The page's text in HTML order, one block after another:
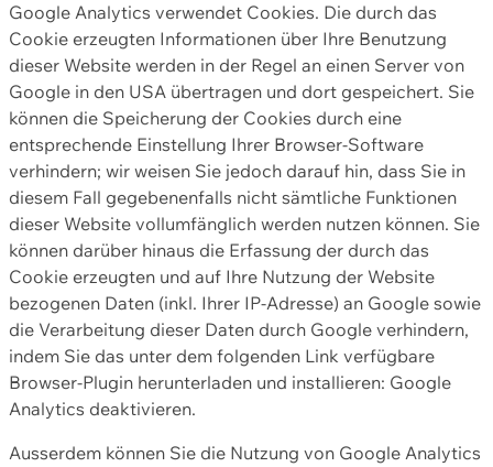
Google Analytics verwendet Cookies. Die durch das
Cookie erzeugten Informationen über Ihre Benutzung
dieser Website werden in der Regel an einen Server von
Google in den USA übertragen und dort gespeichert. Sie
können die Speicherung der Cookies durch eine
entsprechende Einstellung Ihrer Browser-Software
verhindern; wir weisen Sie jedoch darauf hin, dass Sie in
diesem Fall gegebenenfalls nicht sämtliche Funktionen
dieser Website vollumfänglich werden nutzen können. Sie
können darüber hinaus die Erfassung der durch das
Cookie erzeugten und auf Ihre Nutzung der Website
bezogenen Daten (inkl. Ihrer IP-Adresse) an Google sowie
die Verarbeitung dieser Daten durch Google verhindern,
indem Sie das unter dem folgenden Link verfügbare
Browser-Plugin herunterladen und installieren: Google
Analytics deaktivieren.
Ausserdem können Sie die Nutzung von Google Analytics